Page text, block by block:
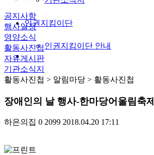
인권지킴이단
인권지킴이단 안내
공지사항
행사일정
영양소식
활동사진첩
자유게시판
기관소식지
활동사진첩 > 알림마당 > 활동사진첩
장애인의 날 행사-한마당어울림축제
하은의집 0 2099 2018.04.20 17:11